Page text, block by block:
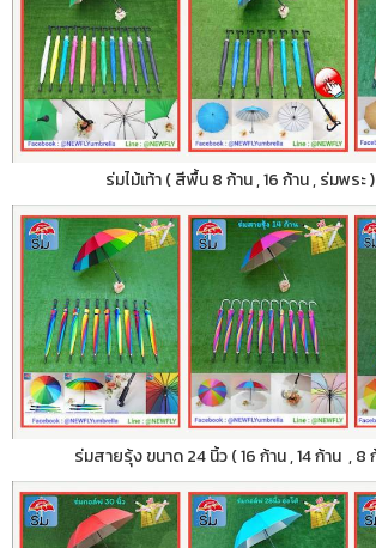
ร่มไม้เท้า ( สีพื้น 8 ก้าน , 16 ก้าน , ร่มพระ
ร่มสายรุ้ง ขนาด 24 นิ้ว ( 16 ก้าน , 14 ก้าน , 8